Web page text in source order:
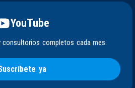
YouTube
consultorios completos cada mes.
ya